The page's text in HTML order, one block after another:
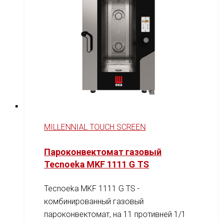
MILLENNIAL TOUCH SCREEN
Пароконвектомат газовый
Tecnoeka MKF 1111 G TS
Tecnoeka MKF 1111 G TS -
комбинированный газовый
пароконвектомат, на 11 противней 1/1